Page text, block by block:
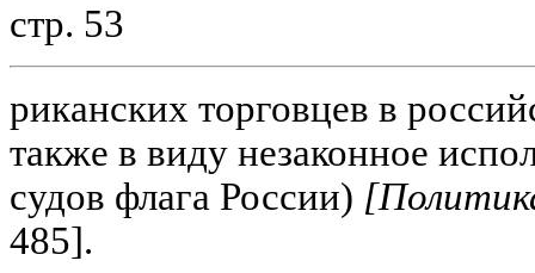
стр. 53
риканских торговцев в
также в виду незаконное
судов флага России)
485].